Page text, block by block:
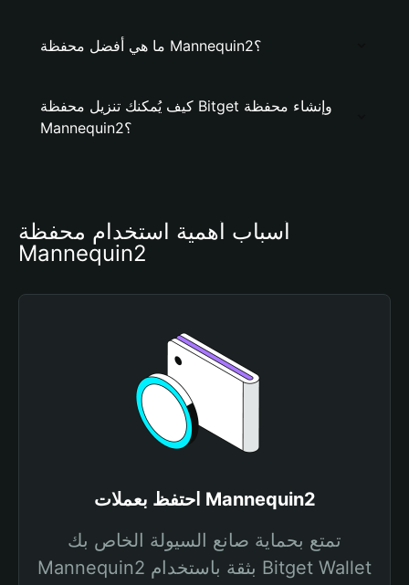
ما هي أفضل محفظة Mannequin2؟
كيف يُمكنك تنزيل محفظة Bitget وإنشاء محفظة
Mannequin2؟
أسباب أهمية استخدام محفظة
Mannequin2
احتفظ بعملات Mannequin2
تمتع بحماية صانع السيولة الخاص بك
Mannequin2 بثقة باستخدام Bitget Wallet